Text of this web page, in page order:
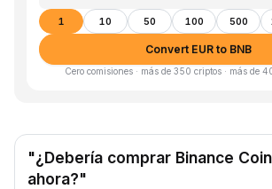
1 10 50 100 500
Convert EUR to BNB
Cero comisiones · más de 350 criptos · más de
"¿Debería comprar Binance
ahora?"